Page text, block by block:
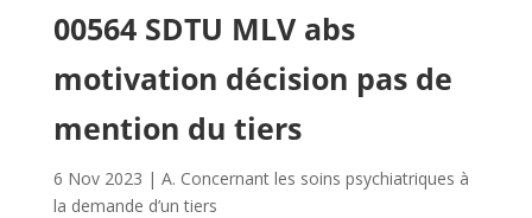
00564 SDTU MLV abs
motivation décision pas de
mention du tiers
6 Nov 2023 | A. Concernant les soins psychiatriques à
la demande d’un tiers